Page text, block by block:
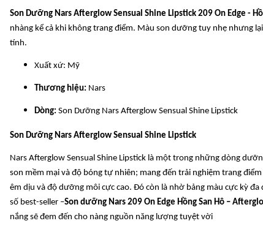
Son Dưỡng Nars Afterglow Sensual Shine Lipstick 209 On Edge -
nhàng kể cả khi không trang điểm. Màu son dưỡng tuy nhẹ nhưng
tính.
Xuất xứ: Mỹ
Thương hiệu: Nars
Dòng: Son Dưỡng Nars Afterglow Sensual Shine Lipstick
Son Dưỡng Nars Afterglow Sensual Shine Lipstick
Nars Afterglow Sensual Shine Lipstick là một trong những dòng
son mềm mại và độ bóng tự nhiên; mang đến trải nghiệm trang
êm dịu và độ dưỡng môi cực cao. Đó còn là nhờ bảng màu cực kỳ
số best-seller –Son dưỡng Nars 209 On Edge Hồng San Hô –
nắng sẽ đem đến cho nàng nguồn năng lượng tuyệt vời